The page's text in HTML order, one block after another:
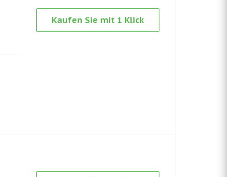
Kaufen Sie mit 1 Klick